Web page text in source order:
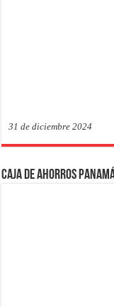
31 de diciembre 2024
Caja de Ahorros